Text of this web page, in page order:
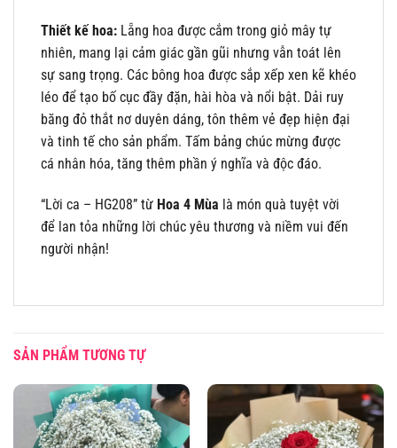
Thiết kế hoa: Lẵng hoa được cắm trong giỏ mây tự
nhiên, mang lại cảm giác gần gũi nhưng vẫn toát lên
sự sang trọng. Các bông hoa được sắp xếp xen kẽ khéo
léo để tạo bố cục đầy đặn, hài hòa và nổi bật. Dải ruy
băng đỏ thắt nơ duyên dáng, tôn thêm vẻ đẹp hiện đại
và tinh tế cho sản phẩm. Tấm bảng chúc mừng được
cá nhân hóa, tăng thêm phần ý nghĩa và độc đáo.
“Lời ca – HG208” từ Hoa 4 Mùa là món quà tuyệt vời
để lan tỏa những lời chúc yêu thương và niềm vui đến
người nhận!
SẢN PHẨM TƯƠNG TỰ